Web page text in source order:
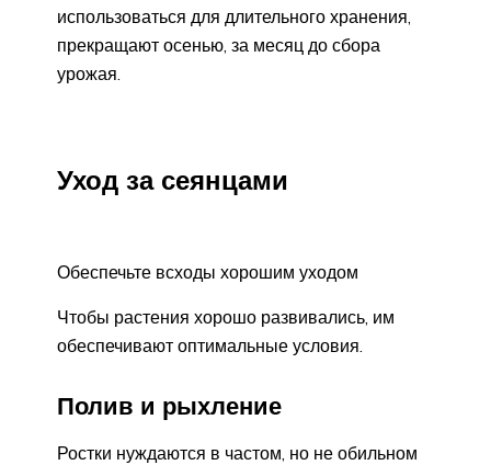
использоваться для длительного хранения,
прекращают осенью, за месяц до сбора
урожая.
Уход за сеянцами
Обеспечьте всходы хорошим уходом
Чтобы растения хорошо развивались, им
обеспечивают оптимальные условия.
Полив и рыхление
Ростки нуждаются в частом, но не обильном